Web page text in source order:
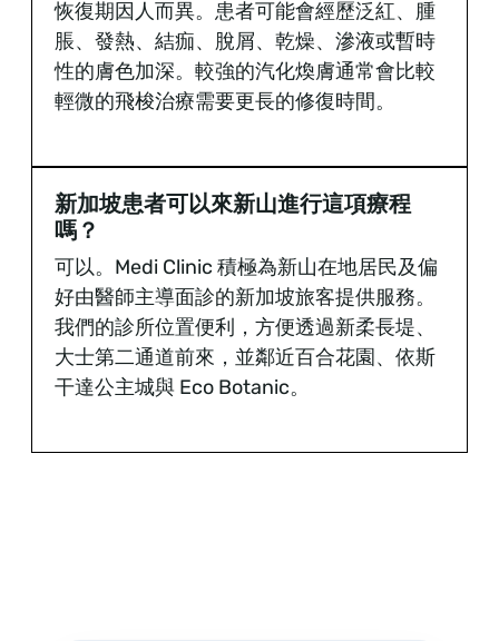
恢復期因人而異。患者可能會經歷泛紅、腫
脹、發熱、結痂、脫屑、乾燥、滲液或暫時
性的膚色加深。較強的汽化煥膚通常會比較
輕微的飛梭治療需要更長的修復時間。
新加坡患者可以來新山進行這項療程
嗎？
可以。Medi Clinic 積極為新山在地居民及偏
好由醫師主導面診的新加坡旅客提供服務。
我們的診所位置便利，方便透過新柔長堤、
大士第二通道前來，並鄰近百合花園、依斯
干達公主城與 Eco Botanic。